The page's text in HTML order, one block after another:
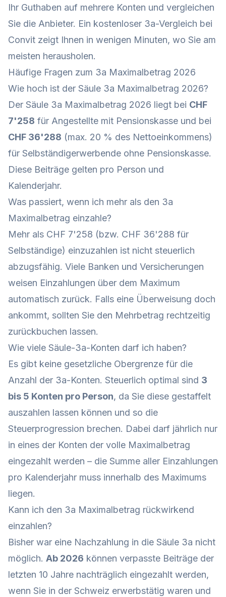
Ihr Guthaben auf mehrere Konten und vergleichen
Sie die Anbieter. Ein kostenloser 3a-Vergleich bei
Convit zeigt Ihnen in wenigen Minuten, wo Sie am
meisten herausholen.
Häufige Fragen zum 3a Maximalbetrag 2026
Wie hoch ist der Säule 3a Maximalbetrag 2026?
Der Säule 3a Maximalbetrag 2026 liegt bei CHF
7'258 für Angestellte mit Pensionskasse und bei
CHF 36'288 (max. 20 % des Nettoeinkommens)
für Selbständigerwerbende ohne Pensionskasse.
Diese Beiträge gelten pro Person und
Kalenderjahr.
Was passiert, wenn ich mehr als den 3a
Maximalbetrag einzahle?
Mehr als CHF 7'258 (bzw. CHF 36'288 für
Selbständige) einzuzahlen ist nicht steuerlich
abzugsfähig. Viele Banken und Versicherungen
weisen Einzahlungen über dem Maximum
automatisch zurück. Falls eine Überweisung doch
ankommt, sollten Sie den Mehrbetrag rechtzeitig
zurückbuchen lassen.
Wie viele Säule-3a-Konten darf ich haben?
Es gibt keine gesetzliche Obergrenze für die
Anzahl der 3a-Konten. Steuerlich optimal sind 3
bis 5 Konten pro Person, da Sie diese gestaffelt
auszahlen lassen können und so die
Steuerprogression brechen. Dabei darf jährlich nur
in eines der Konten der volle Maximalbetrag
eingezahlt werden – die Summe aller Einzahlungen
pro Kalenderjahr muss innerhalb des Maximums
liegen.
Kann ich den 3a Maximalbetrag rückwirkend
einzahlen?
Bisher war eine Nachzahlung in die Säule 3a nicht
möglich. Ab 2026 können verpasste Beiträge der
letzten 10 Jahre nachträglich eingezahlt werden,
wenn Sie in der Schweiz erwerbstätig waren und